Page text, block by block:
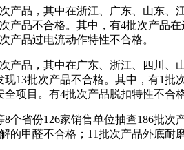
品，其中在浙江、广东、山东、
产品不合格。其中，有4批次产品
产品过电流动作特性不合格。
品，其中在广东、浙江、四川、
13批次产品不合格。其中，有1
项目。有4批次产品脱扣特性不合
份126家销售单位抽查186批次
的甲醛不合格；11批次产品外底